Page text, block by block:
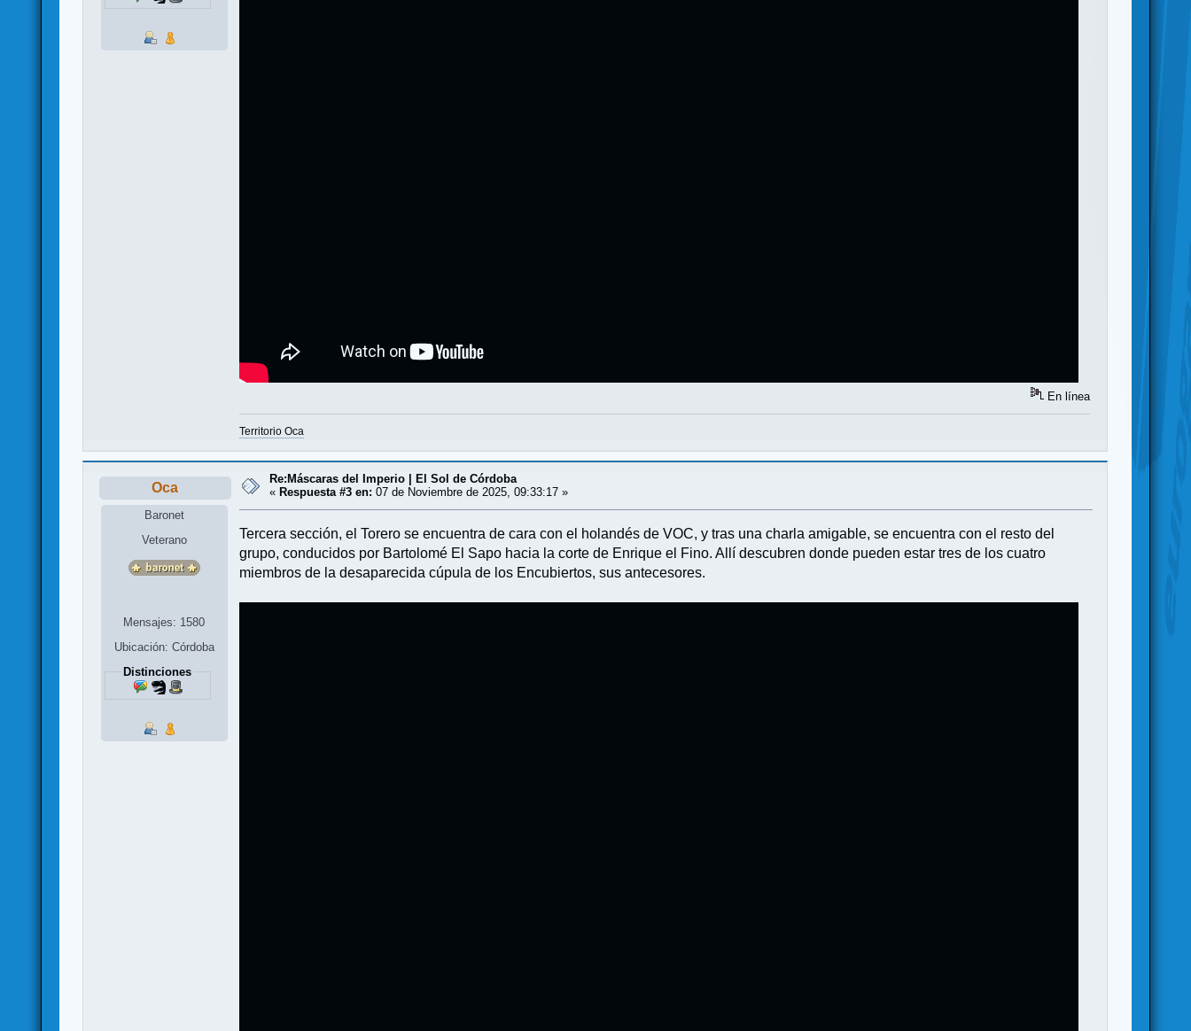
En línea
Territorio Oca
Oca
Baronet
Veterano
Mensajes: 1580
Ubicación: Córdoba
Distinciones
Re:Máscaras del Imperio | El Sol de Córdoba
« Respuesta #3 en: 07 de Noviembre de 2025, 09:33:17 »
Tercera sección, el Torero se encuentra de cara con el holandés de VOC, y tras una charla amigable, se encuentra con el resto del
grupo, conducidos por Bartolomé El Sapo hacia la corte de Enrique el Fino. Allí descubren donde pueden estar tres de los cuatro
miembros de la desaparecida cúpula de los Encubiertos, sus antecesores.